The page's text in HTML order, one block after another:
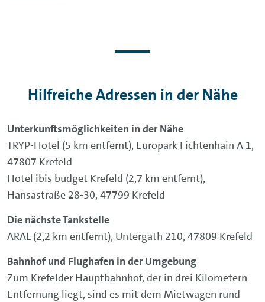
Hilfreiche Adressen in der Nähe
Unterkunftsmöglichkeiten in der Nähe
TRYP-Hotel (5 km entfernt), Europark Fichtenhain A 1,
47807 Krefeld
Hotel ibis budget Krefeld (2,7 km entfernt),
Hansastraße 28-30, 47799 Krefeld
Die nächste Tankstelle
ARAL (2,2 km entfernt), Untergath 210, 47809 Krefeld
Bahnhof und Flughafen in der Umgebung
Zum Krefelder Hauptbahnhof, der in drei Kilometern
Entfernung liegt, sind es mit dem Mietwagen rund